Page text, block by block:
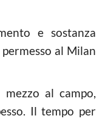
e sostanza
al Milan
al campo,
Il tempo per